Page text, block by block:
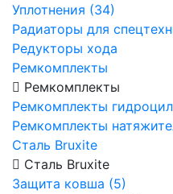
Уплотнения (34)
Радиаторы для
Редукторы хода
Ремкомплекты
Ремкомплекты
Ремкомплекты
Ремкомплекты
Сталь Bruxite
Сталь Bruxite
Защита ковша (5)